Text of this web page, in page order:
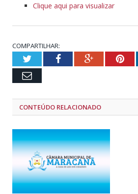
Clique aqui para visualizar
COMPARTILHAR:
TwitterFacebookGoogle+
Email
CONTEÚDO RELACIONADO